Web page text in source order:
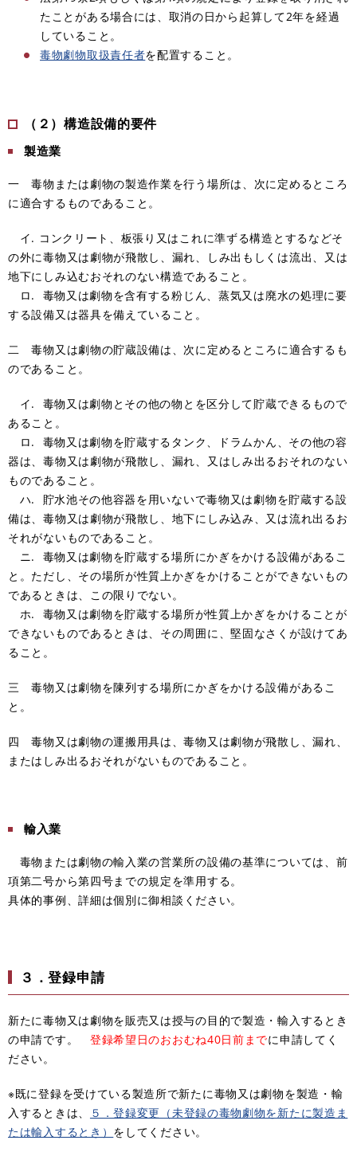
たことがある場合には、取消の日から起算して2年を経過
していること。
毒物劇物取扱責任者を配置すること。
（２）構造設備的要件
製造業
一 毒物または劇物の製造作業を行う場所は、次に定めるところ
に適合するものであること。
イ. コンクリート、板張り又はこれに準ずる構造とするなどそ
の外に毒物又は劇物が飛散し、漏れ、しみ出もしくは流出、又は
地下にしみ込むおそれのない構造であること。
ロ. 毒物又は劇物を含有する粉じん、蒸気又は廃水の処理に要
する設備又は器具を備えていること。
二 毒物又は劇物の貯蔵設備は、次に定めるところに適合するも
のであること。
イ. 毒物又は劇物とその他の物とを区分して貯蔵できるもので
あること。
ロ. 毒物又は劇物を貯蔵するタンク、ドラムかん、その他の容
器は、毒物又は劇物が飛散し、漏れ、又はしみ出るおそれのない
ものであること。
ハ. 貯水池その他容器を用いないで毒物又は劇物を貯蔵する設
備は、毒物又は劇物が飛散し、地下にしみ込み、又は流れ出るお
それがないものであること。
ニ. 毒物又は劇物を貯蔵する場所にかぎをかける設備があるこ
と。ただし、その場所が性質上かぎをかけることができないもの
であるときは、この限りでない。
ホ. 毒物又は劇物を貯蔵する場所が性質上かぎをかけることが
できないものであるときは、その周囲に、堅固なさくが設けてあ
ること。
三 毒物又は劇物を陳列する場所にかぎをかける設備があるこ
と。
四 毒物又は劇物の運搬用具は、毒物又は劇物が飛散し、漏れ、
またはしみ出るおそれがないものであること。
輸入業
毒物または劇物の輸入業の営業所の設備の基準については
前
項第二号から第四号までの規定を準用する。
具体的事例 、​詳細は個別に御相談ください。
３．登録申請
新たに毒物又は劇物を販売又は授与の目的で製造・輸入するとき
の申請です。
登録希望日のおおむね40日前までに申請してく
ださい。
※既に登録を受けている製造所で新たに毒物又は劇物を製造・輸
入するときは、
５．登録変更（未登録の毒物劇物を新たに製造ま
たは輸入するとき） をしてください。